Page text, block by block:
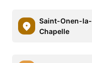
Saint-Onen-la-
Chapelle